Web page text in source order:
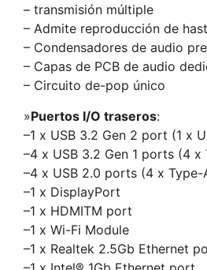
– transmisión múltiple
– Admite reproducción de
– Condensadores de audio
– Capas de PCB de audio
– Circuito de-pop único
»Puertos I/O traseros:
–1 x USB 3.2 Gen 2 port (1 x
–4 x USB 3.2 Gen 1 ports (4 x
–4 x USB 2.0 ports (4 x Type-
–1 x DisplayPort
–1 x HDMITM port
–1 x Wi-Fi Module
–1 x Realtek 2.5Gb Ethernet